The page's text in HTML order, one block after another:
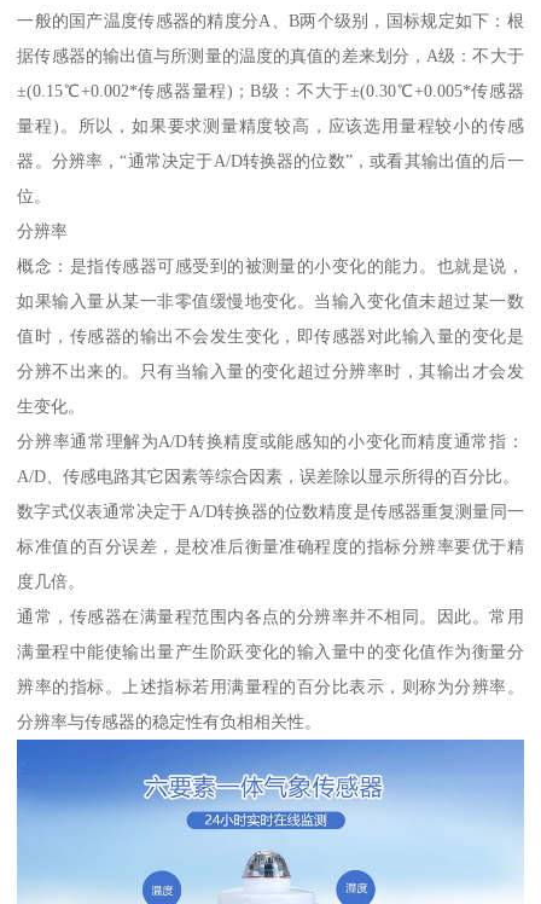
一般的国产温度传感器的精度分A、B两个级别，国标规定如下：根
据传感器的输出值与所测量的温度的真值的差来划分，A级：不大于
±(0.15℃+0.002*传感器量程)；B级：不大于±(0.30℃+0.005*传感器
量程)。所以，如果要求测量精度较高，应该选用量程较小的传感
器。分辨率，“通常决定于A/D转换器的位数”，或看其输出值的后一
位。
分辨率
概念：是指传感器可感受到的被测量的小变化的能力。也就是说，
如果输入量从某一非零值缓慢地变化。当输入变化值未超过某一数
值时，传感器的输出不会发生变化，即传感器对此输入量的变化是
分辨不出来的。只有当输入量的变化超过分辨率时，其输出才会发
生变化。
分辨率通常理解为A/D转换精度或能感知的小变化而精度通常指：
A/D、传感电路其它因素等综合因素，误差除以显示所得的百分比。
数字式仪表通常决定于A/D转换器的位数精度是传感器重复测量同一
标准值的百分误差，是校准后衡量准确程度的指标分辨率要优于精
度几倍。
通常，传感器在满量程范围内各点的分辨率并不相同。因此。常用
满量程中能使输出量产生阶跃变化的输入量中的变化值作为衡量分
辨率的指标。上述指标若用满量程的百分比表示，则称为分辨率。
分辨率与传感器的稳定性有负相相关性。